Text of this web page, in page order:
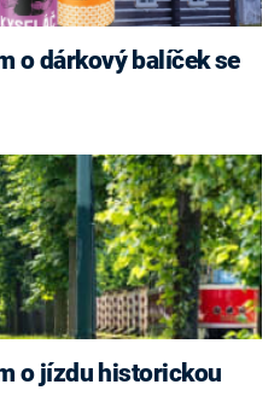
o dárkový balíček se
o jízdu historickou